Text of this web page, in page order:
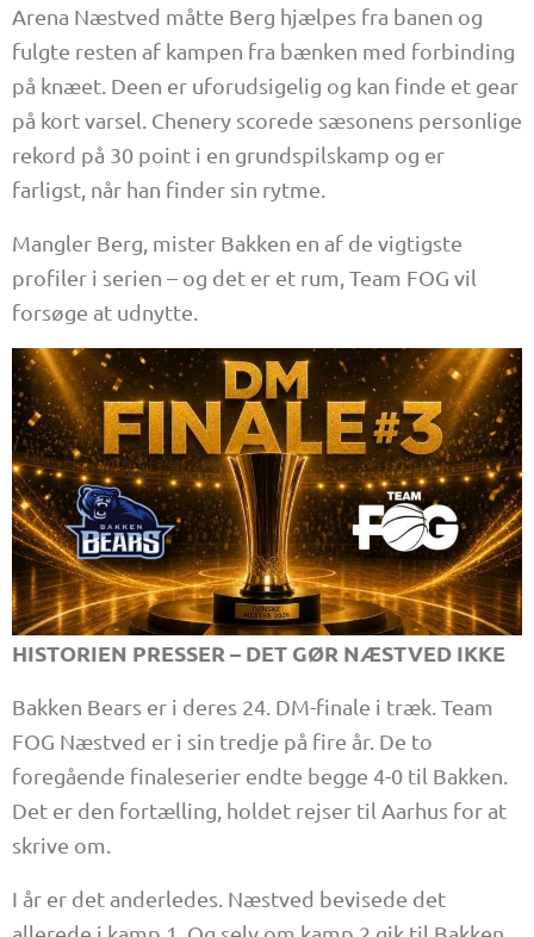
Arena Næstved måtte Berg hjælpes fra banen og
fulgte resten af kampen fra bænken med forbinding
på knæet. Deen er uforudsigelig og kan finde et gear
på kort varsel. Chenery scorede sæsonens personlige
rekord på 30 point i en grundspilskamp og er
farligst, når han finder sin rytme.
Mangler Berg, mister Bakken en af de vigtigste
profiler i serien – og det er et rum, Team FOG vil
forsøge at udnytte.
HISTORIEN PRESSER – DET GØR NÆSTVED IKKE
Bakken Bears er i deres 24. DM-finale i træk. Team
FOG Næstved er i sin tredje på fire år. De to
foregående finaleserier endte begge 4-0 til Bakken.
Det er den fortælling, holdet rejser til Aarhus for at
skrive om.
I år er det anderledes. Næstved bevisede det